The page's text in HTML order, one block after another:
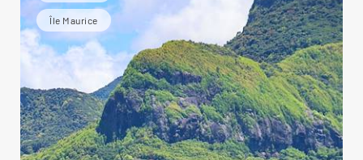
Île Maurice